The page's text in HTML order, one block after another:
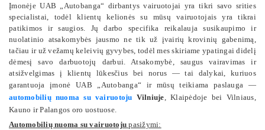
Įmonėje UAB „Autobanga“ dirbantys vairuotojai yra tikri savo srities
specialistai, todėl klientų kelionės su mūsų vairuotojais yra tikrai
patikimos ir saugios. Jų darbo specifika reikalauja susikaupimo ir
nuolatinio atsakomybės jausmo ne tik už įvairių krovinių gabenimą,
tačiau ir už vežamų keleivių gyvybes, todėl mes skiriame ypatingai didelį
dėmesį savo darbuotojų darbui. Atsakomybė, saugus vairavimas ir
atsižvelgimas į klientų lūkesčius bei norus — tai dalykai, kuriuos
garantuoja įmonė UAB „Autobanga“ ir mūsų teikiama paslauga —
automobilių nuoma su vairuotoju Vilniuje , Klaipėdoje bei Vilniaus,
Kauno ir Palangos oro uostuose.
Automobilių nuoma su vairuotoju pasižymi: